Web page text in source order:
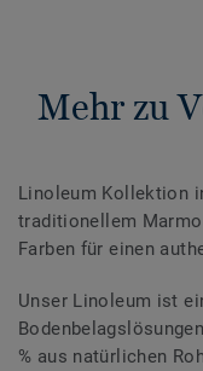
Mehr zu
Linoleum Kollektion
traditionellem
Farben für einen
Unser Linoleum ist
% aus natürlichen